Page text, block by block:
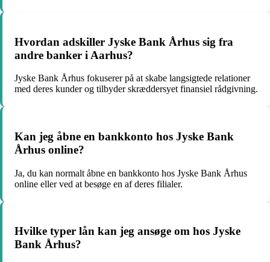
Hvordan adskiller Jyske Bank Århus sig fra
andre banker i Aarhus?
Jyske Bank Århus fokuserer på at skabe langsigtede relationer
med deres kunder og tilbyder skræddersyet finansiel rådgivning.
Kan jeg åbne en bankkonto hos Jyske Bank
Århus online?
Ja, du kan normalt åbne en bankkonto hos Jyske Bank Århus
online eller ved at besøge en af deres filialer.
Hvilke typer lån kan jeg ansøge om hos Jyske
Bank Århus?